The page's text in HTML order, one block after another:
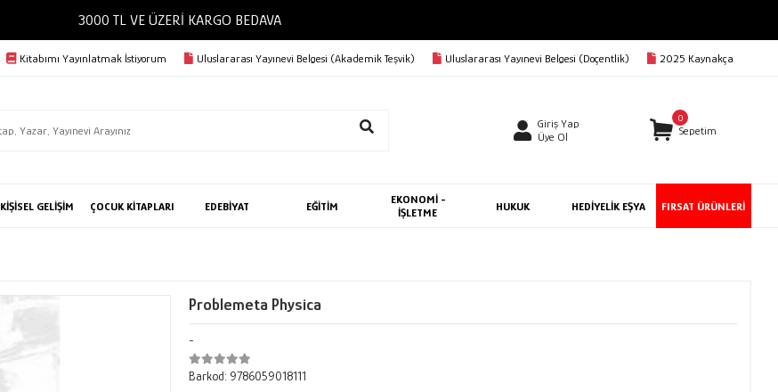
3000 TL VE ÜZERİ KARGO BEDAVA
Kitabımı Yayınlatmak İstiyorum Uluslararası Yayınevi Belgesi (Akademik Teşvik) Uluslararası Yayınevi Belgesi (Doçentlik) 2025 Kaynakça
Giriş Yap
Üye Ol
0
Sepetim
KİŞİSEL GELİŞİM ÇOCUK KİTAPLARI EDEBİYAT EĞİTİM
EKONOMİ -
İŞLETME
HUKUK HEDİYELİK EŞYA FIRSAT ÜRÜNLERİ
Problemeta Physica
-
Barkod: 9786059018111